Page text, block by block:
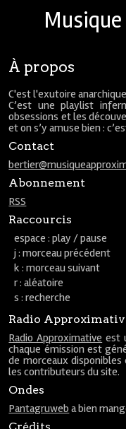
À propos
C'est l'exutoire
C’est une playlist
obsessions et les
et on s’y amuse bien :
Contact
Abonnement
RSS
Raccourcis
espace : play / pause
j : morceau précédent
k : morceau suivant
r : aléatoire
s : recherche
Radio
Radio Approximative est
chaque émission est
de morceaux
les contributeurs du site.
Ondes
Pantagruweb a bien